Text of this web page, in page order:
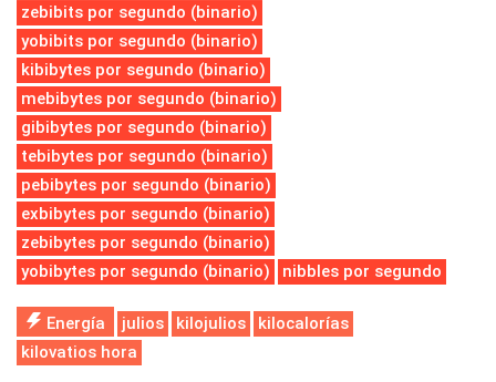
zebibits por segundo (binario)
yobibits por segundo (binario)
kibibytes por segundo (binario)
mebibytes por segundo (binario)
gibibytes por segundo (binario)
tebibytes por segundo (binario)
pebibytes por segundo (binario)
exbibytes por segundo (binario)
zebibytes por segundo (binario)
yobibytes por segundo (binario)
nibbles por segundo
Energía julios kilojulios
kilocalorías
kilovatios hora